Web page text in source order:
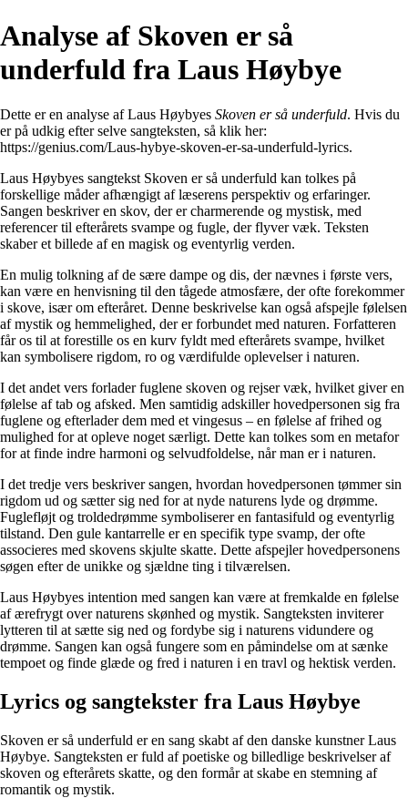
Analyse af Skoven er så
underfuld fra Laus Høybye
Dette er en analyse af Laus Høybyes Skoven er så underfuld. Hvis du
er på udkig efter selve sangteksten, så klik her:
https://genius.com/Laus-hybye-skoven-er-sa-underfuld-lyrics.
Laus Høybyes sangtekst Skoven er så underfuld kan tolkes på
forskellige måder afhængigt af læserens perspektiv og erfaringer.
Sangen beskriver en skov, der er charmerende og mystisk, med
referencer til efterårets svampe og fugle, der flyver væk. Teksten
skaber et billede af en magisk og eventyrlig verden.
En mulig tolkning af de sære dampe og dis, der nævnes i første vers,
kan være en henvisning til den tågede atmosfære, der ofte forekommer
i skove, især om efteråret. Denne beskrivelse kan også afspejle følelsen
af ​​mystik og hemmelighed, der er forbundet med naturen. Forfatteren
får os til at forestille os en kurv fyldt med efterårets svampe, hvilket
kan symbolisere rigdom, ro og værdifulde oplevelser i naturen.
I det andet vers forlader fuglene skoven og rejser væk, hvilket giver en
følelse af tab og afsked. Men samtidig adskiller hovedpersonen sig fra
fuglene og efterlader dem med et vingesus – en følelse af frihed og
mulighed for at opleve noget særligt. Dette kan tolkes som en metafor
for at finde indre harmoni og selvudfoldelse, når man er i naturen.
I det tredje vers beskriver sangen, hvordan hovedpersonen tømmer sin
rigdom ud og sætter sig ned for at nyde naturens lyde og drømme.
Fuglefløjt og troldedrømme symboliserer en fantasifuld og eventyrlig
tilstand. Den gule kantarrelle er en specifik type svamp, der ofte
associeres med skovens skjulte skatte. Dette afspejler hovedpersonens
søgen efter de unikke og sjældne ting i tilværelsen.
Laus Høybyes intention med sangen kan være at fremkalde en følelse
af ærefrygt over naturens skønhed og mystik. Sangteksten inviterer
lytteren til at sætte sig ned og fordybe sig i naturens vidundere og
drømme. Sangen kan også fungere som en påmindelse om at sænke
tempoet og finde glæde og fred i naturen i en travl og hektisk verden.
Lyrics og sangtekster fra Laus Høybye
Skoven er så underfuld er en sang skabt af den danske kunstner Laus
Høybye. Sangteksten er fuld af poetiske og billedlige beskrivelser af
skoven og efterårets skatte, og den formår at skabe en stemning af
romantik og mystik.